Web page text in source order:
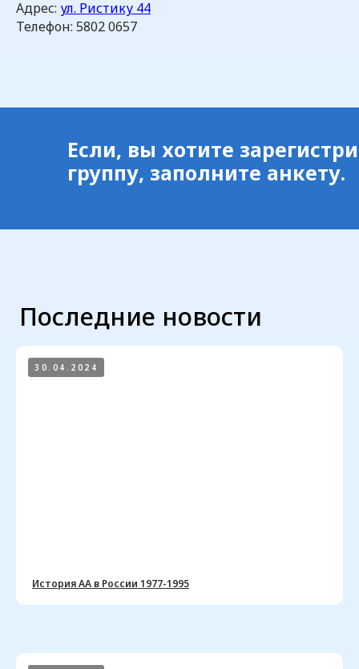
Адрес: ул. Ристику 44
Телефон: 5802 0657
Если, вы хотите
группу, заполните анкету.
30.04.2024
История АА в России 1977-1995